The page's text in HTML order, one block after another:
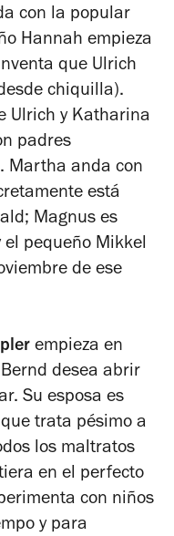
con la popular
Hannah empieza
que Ulrich
chiquilla).
Ulrich y Katharina
padres
Martha anda con
está
Magnus es
el pequeño Mikkel
de ese
empieza en
desea abrir
Su esposa es
trata pésimo a
los maltratos
en el perfecto
con niños
y para